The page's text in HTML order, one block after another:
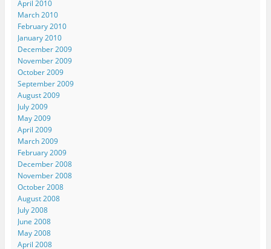
April 2010
March 2010
February 2010
January 2010
December 2009
November 2009
October 2009
September 2009
August 2009
July 2009
May 2009
April 2009
March 2009
February 2009
December 2008
November 2008
October 2008
August 2008
July 2008
June 2008
May 2008
April 2008